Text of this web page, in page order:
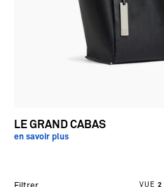
LE GRAND CABAS
en savoir plus
VUE 2